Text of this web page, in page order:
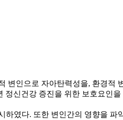
변인으로 자아탄력성을, 환경적
신건강 증진을 위한 보호요인
하였다. 또한 변인간의 영향을 파